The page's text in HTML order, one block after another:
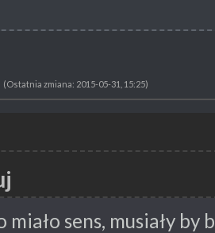
(Ostatnia zmiana: 2015-05-31, 15:25)
miało sens, musiały